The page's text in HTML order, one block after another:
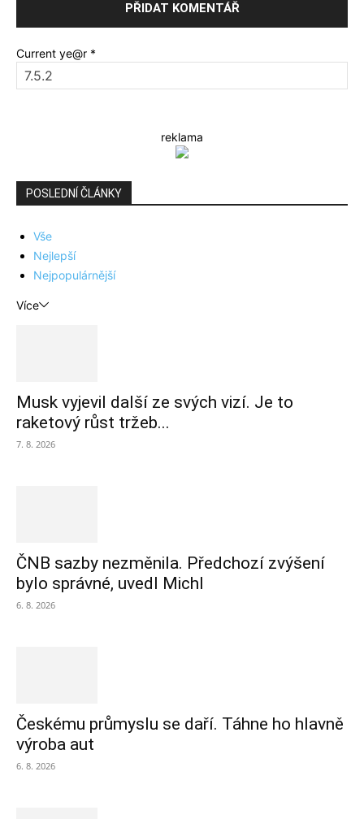
Current ye@r *
reklama
POSLEDNÍ ČLÁNKY
Vše
Nejlepší
Nejpopulárnější
Více
Musk vyjevil další ze svých vizí. Je to
raketový růst tržeb...
7. 8. 2026
ČNB sazby nezměnila. Předchozí zvýšení
bylo správné, uvedl Michl
6. 8. 2026
Českému průmyslu se daří. Táhne ho hlavně
výroba aut
6. 8. 2026